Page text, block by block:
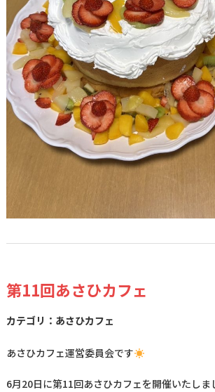
第11回あさひカフェ
あさひカフェ
あさひカフェ運営委員会です
6月20日に第11回あさひカフェを開催いたしま